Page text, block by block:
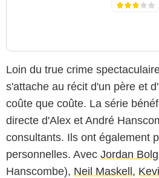
Loin du true crime
s'attache au récit d'un père et
coûte que coûte. La série
directe d'Alex et André
consultants. Ils ont également
personnelles. Avec Jordan
Hanscombe), Neil Maskell,